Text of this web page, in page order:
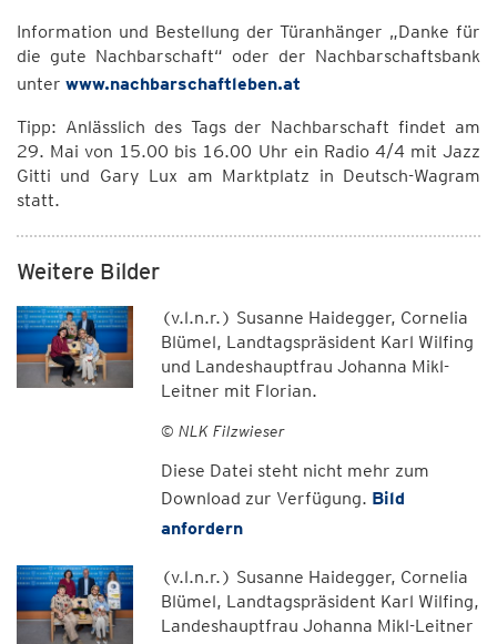
Information und Bestellung der Türanhänger „Danke für
die gute Nachbarschaft“ oder der Nachbarschaftsbank
unter www.nachbarschaftleben.at
Tipp: Anlässlich des Tags der Nachbarschaft findet am
29. Mai von 15.00 bis 16.00 Uhr ein Radio 4/4 mit Jazz
Gitti und Gary Lux am Marktplatz in Deutsch-Wagram
statt.
Weitere Bilder
(v.l.n.r.) Susanne Haidegger, Cornelia
Blümel, Landtagspräsident Karl Wilfing
und Landeshauptfrau Johanna Mikl-
Leitner mit Florian.
© NLK Filzwieser
Diese Datei steht nicht mehr zum
Download zur Verfügung. Bild
anfordern
(v.l.n.r.) Susanne Haidegger, Cornelia
Blümel, Landtagspräsident Karl Wilfing,
Landeshauptfrau Johanna Mikl-Leitner